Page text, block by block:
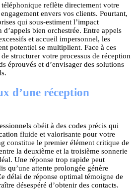
reflète directement votre
envers vos clients. Pourtant,
qui sous-estiment l’impact
d’appels bien orchestrée. Entre appels
et accueil impersonnel, les
potentiel se multiplient. Face à ces
structurer votre processus de réception
éprouvés et d’envisager des solutions
d’une réception
obéit à des codes précis qui
fluide et valorisante pour votre
constitue le premier élément critique de
la deuxième et la troisième sonnerie
Une réponse trop rapide peut
qu’une attente prolongée génère
délai de réponse optimal témoigne de
désespéré d’obtenir des contacts.